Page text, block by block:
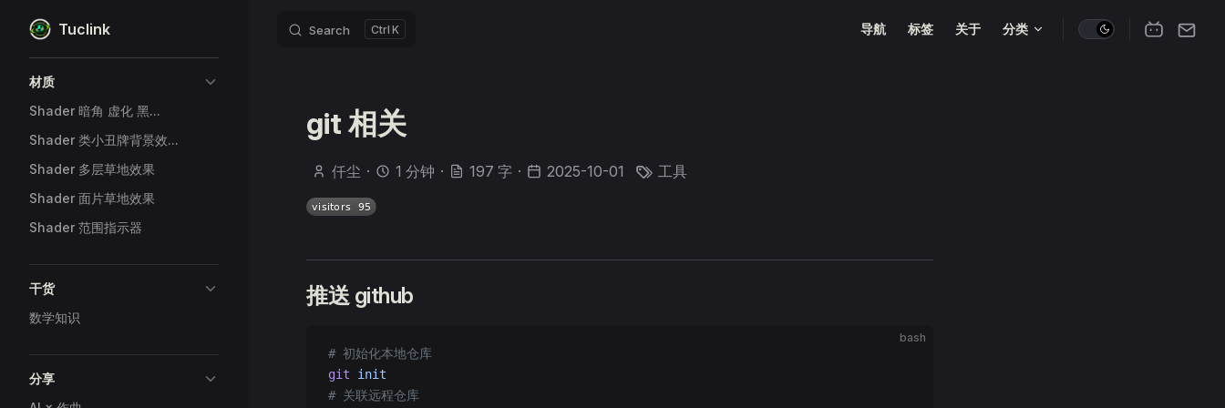
Skip to content
Tuclink Search K 导航 标签 关于 分类
材质
Shader 暗角 虚化 黑...
Shader 类小丑牌背景效...
Shader 多层草地效果
Shader 面片草地效果
Shader 范围指示器
干货
数学知识
分享
git 相关
仟尘 · 1 分钟 · 197 字 · 2025-10-01 工具
推送 github
bash
# 初始化本地仓库
git init
# 关联远程仓库